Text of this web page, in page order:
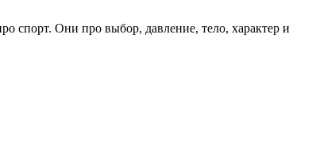
спорт. Они про выбор, давление, тело, характер и